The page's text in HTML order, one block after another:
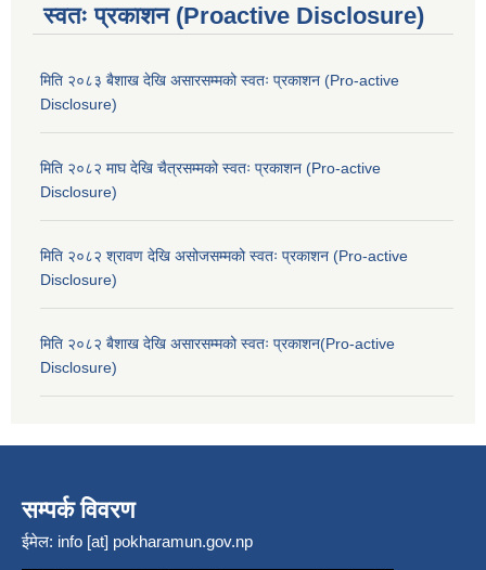
स्वतः प्रकाशन (Proactive Disclosure)
मिति २०८३ बैशाख देखि असारसम्मको स्वतः प्रकाशन (Pro-active
Disclosure)
मिति २०८२ माघ देखि चैत्रसम्मको स्वतः प्रकाशन (Pro-active
Disclosure)
मिति २०८२ श्रावण देखि असोजसम्मको स्वतः प्रकाशन (Pro-active
Disclosure)
मिति २०८२ बैशाख देखि असारसम्मको स्वतः प्रकाशन(Pro-active
Disclosure)
सम्पर्क विवरण
ईमेल: info [at] pokharamun.gov.np